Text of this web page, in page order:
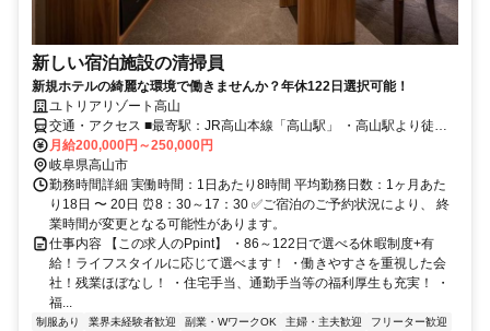
新しい宿泊施設の清掃員
新規ホテルの綺麗な環境で働きませんか？年休122日選択可能！
ユトリアリゾート高山
交通・アクセス ■最寄駅：JR高山本線「高山駅」 ・高山駅より徒歩
約10分 ・自動車通勤可（駐車場あり）
月給200,000円～250,000円
岐阜県高山市
勤務時間詳細 実働時間：1日あたり8時間 平均勤務日数：1ヶ月あた
り18日 〜 20日 ⏰8：30～17：30 ✅ご宿泊のご予約状況により、 終
業時間が変更となる可能性があります。
仕事内容 【この求人のPpint】 ・86～122日で選べる休暇制度+有
給！ライフスタイルに応じて選べます！ ・働きやすさを重視した会
社！残業ほぼなし！ ・住宅手当、通勤手当等の福利厚生も充実！ ・
福...
制服あり 業界未経験者歓迎 副業・WワークOK 主婦・主夫歓迎
フリーター歓迎